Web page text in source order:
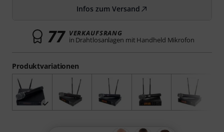
Produktvariationen
Infos zum Versand
77 VERKAUFSRANG
in Drahtlosanlagen mit Handheld Mikrofon